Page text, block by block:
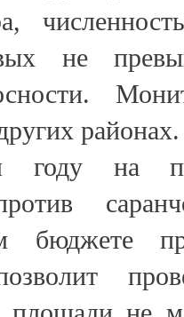
не
районах.
на
бюджете